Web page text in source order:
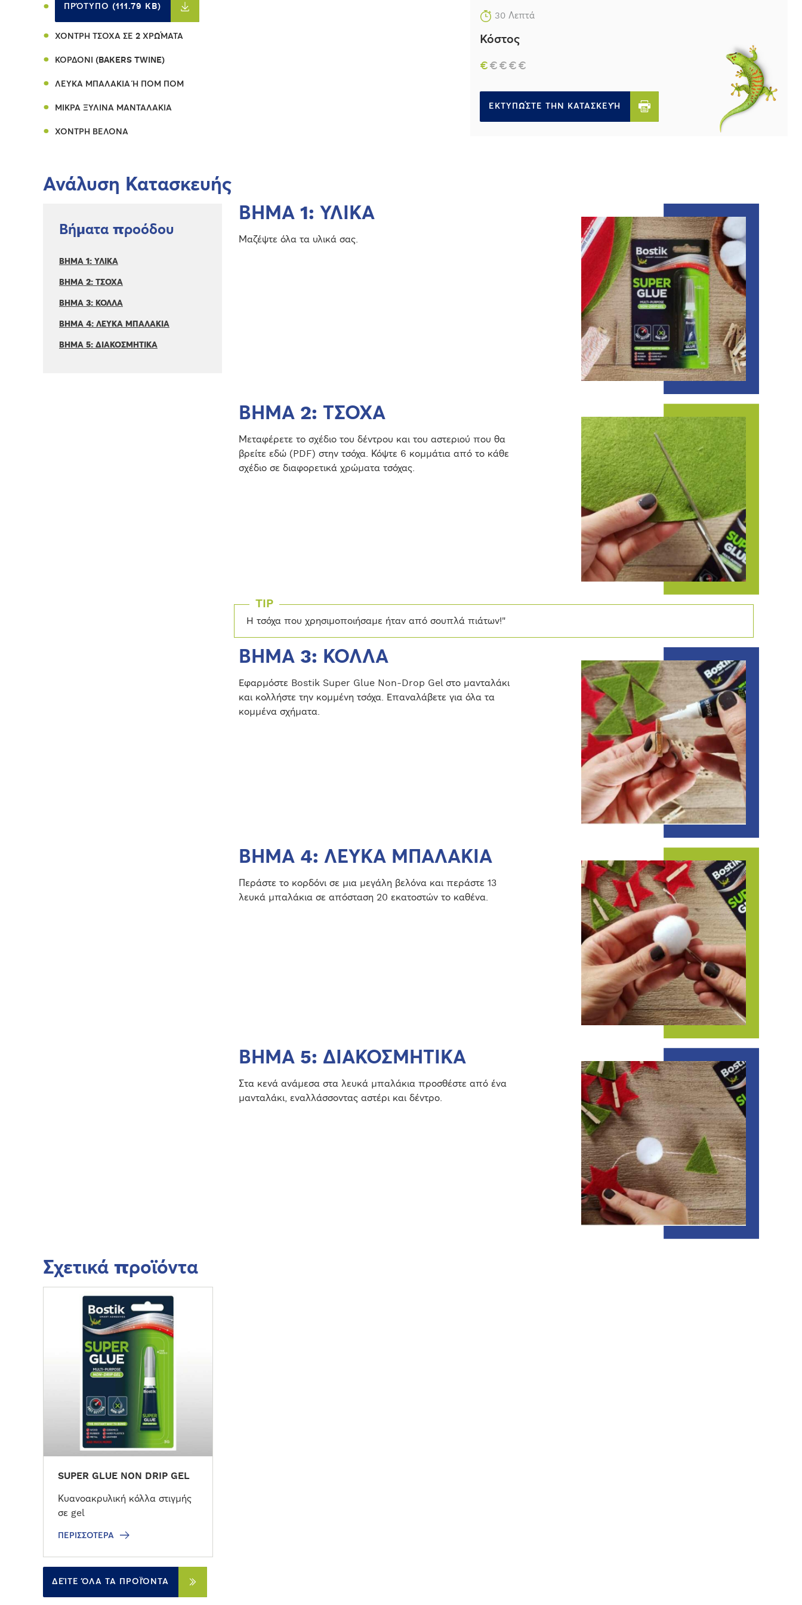
ΠΡΌΤΥΠΟ (111.79 KB)
ΧΟΝΤΡΉ ΤΣΌΧΑ ΣΕ 2 ΧΡΏΜΑΤΑ
ΚΟΡΔΌΝΙ (BAKERS TWINE)
ΛΕΥΚΆ ΜΠΑΛΆΚΙΑ Ή ΠΟΜ ΠΟΜ
ΜΙΚΡΆ ΞΎΛΙΝΑ ΜΑΝΤΑΛΆΚΙΑ
ΧΟΝΤΡΉ ΒΕΛΌΝΑ
30 Λεπτά
Κόστος
€ € € € €
ΕΚΤΥΠΏΣΤΕ ΤΗΝ ΚΑΤΑΣΚΕΥΉ
Ανάλυση Κατασκευής
Βήματα προόδου
ΒΗΜΑ 1: ΥΛΙΚΑ
ΒΗΜΑ 2: ΤΣΟΧΑ
ΒΗΜΑ 3: ΚΟΛΛΑ
ΒΗΜΑ 4: ΛΕΥΚΑ ΜΠΑΛΑΚΙΑ
ΒΗΜΑ 5: ΔΙΑΚΟΣΜΗΤΙΚΑ
ΒΗΜΑ 1: ΥΛΙΚΑ
Μαζέψτε όλα τα υλικά σας.
ΒΗΜΑ 2: ΤΣΟΧΑ
Μεταφέρετε το σχέδιο του δέντρου και του αστεριού που θα
βρείτε εδώ (PDF) στην τσόχα. Κόψτε 6 κομμάτια από το κάθε
σχέδιο σε διαφορετικά χρώματα τσόχας.
TIP
Η τσόχα που χρησιμοποιήσαμε ήταν από σουπλά πιάτων!"
ΒΗΜΑ 3: ΚΟΛΛΑ
Εφαρμόστε Bostik Super Glue Non-Drop Gel στο μανταλάκι
και κολλήστε την κομμένη τσόχα. Επαναλάβετε για όλα τα
κομμένα σχήματα.
ΒΗΜΑ 4: ΛΕΥΚΑ ΜΠΑΛΑΚΙΑ
Περάστε το κορδόνι σε μια μεγάλη βελόνα και περάστε 13
λευκά μπαλάκια σε απόσταση 20 εκατοστών το καθένα.
ΒΗΜΑ 5: ΔΙΑΚΟΣΜΗΤΙΚΑ
Στα κενά ανάμεσα στα λευκά μπαλάκια προσθέστε από ένα
μανταλάκι, εναλλάσσοντας αστέρι και δέντρο.
Σχετικά προϊόντα
SUPER GLUE NON DRIP GEL
Κυανοακρυλική κόλλα στιγμής
σε gel
ΠΕΡΙΣΣΌΤΕΡΑ
ΔΕΊΤΕ ΌΛΑ ΤΑ ΠΡΟΪΌΝΤΑ